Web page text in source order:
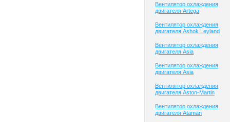
Вентилятор охлаждения
двигателя Artega
Вентилятор охлаждения
двигателя Ashok Leyland
Вентилятор охлаждения
двигателя Asia
Вентилятор охлаждения
двигателя Asia
Вентилятор охлаждения
двигателя Aston-Martin
Вентилятор охлаждения
двигателя Ataman